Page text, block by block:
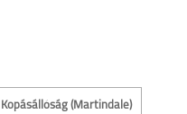
Kopásállóság (Martindale)